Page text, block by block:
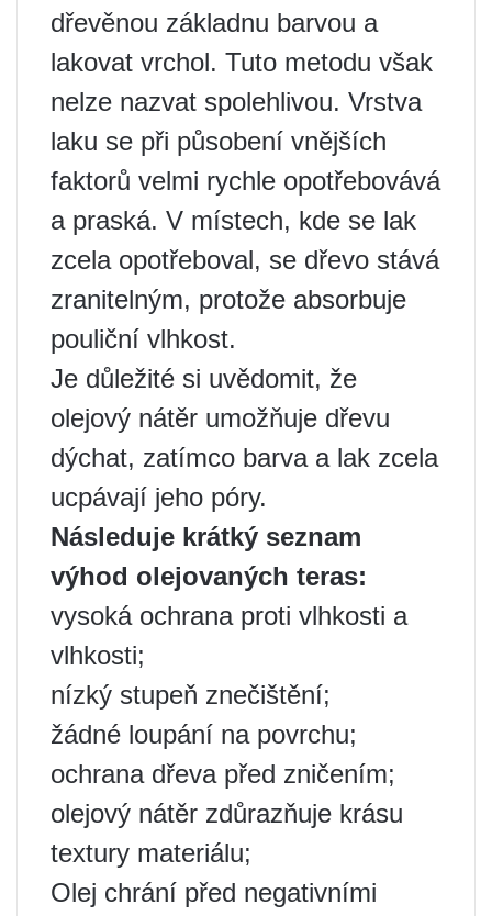
dřevěnou základnu barvou a
lakovat vrchol. Tuto metodu však
nelze nazvat spolehlivou. Vrstva
laku se při působení vnějších
faktorů velmi rychle opotřebovává
a praská. V místech, kde se lak
zcela opotřeboval, se dřevo stává
zranitelným, protože absorbuje
pouliční vlhkost.
Je důležité si uvědomit, že
olejový nátěr umožňuje dřevu
dýchat, zatímco barva a lak zcela
ucpávají jeho póry.
Následuje krátký seznam
výhod olejovaných teras:
vysoká ochrana proti vlhkosti a
vlhkosti;
nízký stupeň znečištění;
žádné loupání na povrchu;
ochrana dřeva před zničením;
olejový nátěr zdůrazňuje krásu
textury materiálu;
Olej chrání před negativními